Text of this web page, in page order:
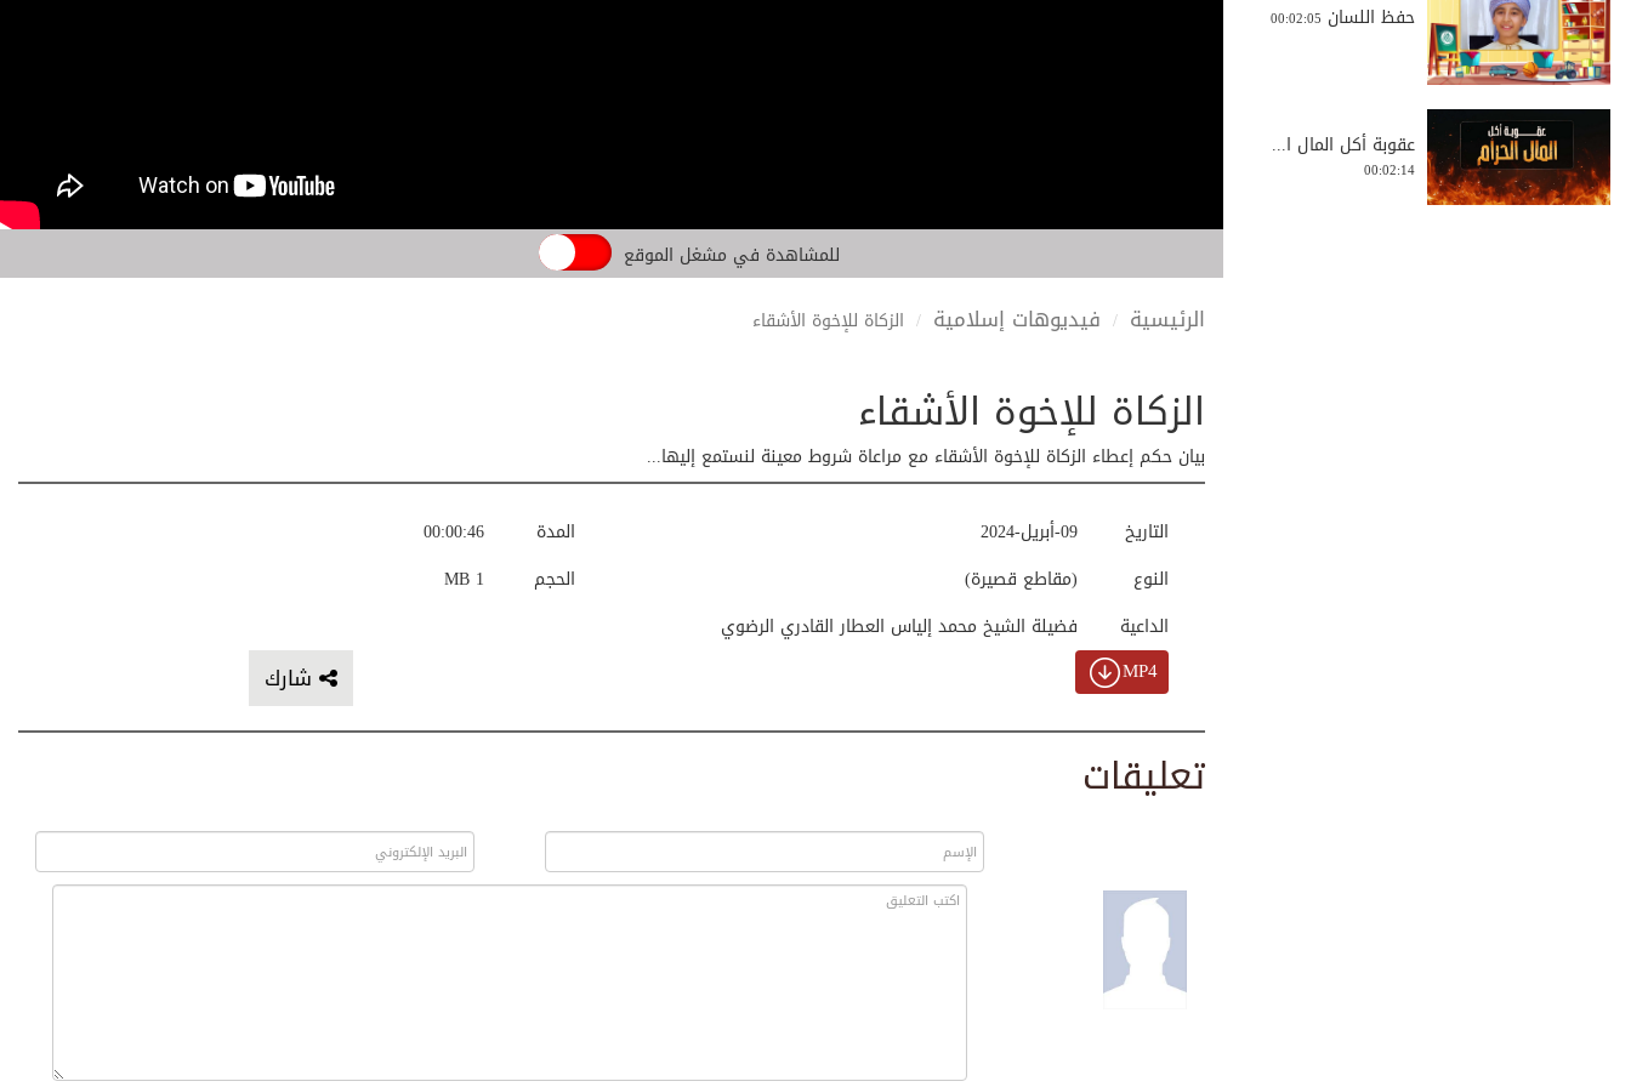
للمشاهدة في مشغل الموقع
الرئيسية فيديوهات إسلامية الزكاة للإخوة الأشقاء
الزكاة للإخوة الأشقاء
بيان حكم إعطاء الزكاة للإخوة الأشقاء مع مراعاة شروط معينة لنستمع إليها...
00:00:46
المدة
1 MB
الحجم
09-أبريل-2024
التاريخ
(مقاطع قصيرة)
النوع
فضيلة الشيخ محمد إلياس العطار القادري الرضوي
الداعية
شارك MP4
تعليقات
حفظ اللسان 00:02:05
عقوبة أكل المال ا...
00:02:14